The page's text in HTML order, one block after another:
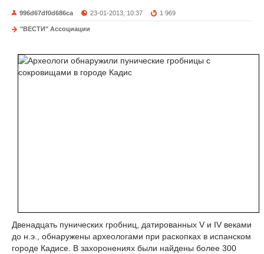
996d67df0d686ca 23-01-2013, 10:37 1 969
"ВЕСТИ" Ассоциации
Двенадцать пунических гробниц, датированных V и IV веками
до н.э., обнаружены археологами при раскопках в испанском
городе Кадисе. В захоронениях были найдены более 300